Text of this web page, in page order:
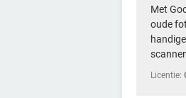
Met
oude
Licentie: